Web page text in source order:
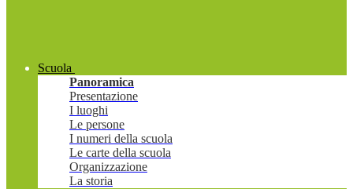
Scuola
Panoramica
Presentazione
I luoghi
Le persone
I numeri della scuola
Le carte della scuola
Organizzazione
La storia